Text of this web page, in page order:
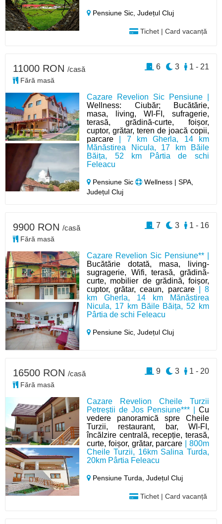
Pensiune Sic,Județul Cluj
Tichet | Card vacanță
Cazare Revelion Sic Pensiune |
Wellness: Ciubăr; Bucătărie,
masa, living, WI-FI, sufragerie,
terasă, grădină-curte, foișor,
cuptor, grătar, teren de joacă copii,
parcare | 7 km Gherla, 14 km
Mănăstirea Nicula, 17 km Băile
Băița, 52 km Pârtia de schi
Feleacu
Pensiune Sic
Wellness | SPA,
Județul Cluj
11000 RON /casă
Fără masă
1 - 21
3
6
Cazare Revelion Sic Pensiune** |
Bucătărie dotată, masa, living-
sugragerie, Wifi, terasă, grădină-
curte, mobilier de grădină, foișor,
cuptor, grătar, ceaun, parcare| 8
km Gherla, 14 km Mănăstirea
Nicula, 17 km Băile Băița, 52 km
Pârtia de schi Feleacu
Pensiune Sic,Județul Cluj
9900 RON /casă
Fără masă
1 - 16
3
7
Cazare Revelion Cheile Turzii
Petreștii de Jos Pensiune*** | Cu
vedere panoramică spre Cheile
Turzii, restaurant, bar, WI-FI,
încălzire centrală, recepție, terasă,
curte, foișor, grătar, parcare | 800m
Cheile Turzii, 16km Salina Turda,
20km Pârtia Feleacu
Pensiune Turda,Județul Cluj
Tichet | Card vacanță
16500 RON /casă
Fără masă
1 - 20
3
9